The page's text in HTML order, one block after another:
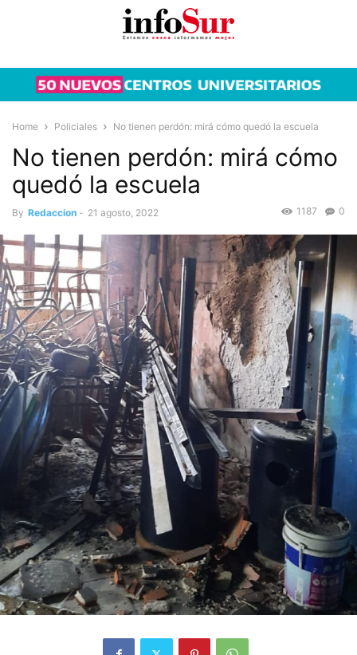
Home Policiales No tienen perdón: mirá cómo quedó la escuela
No tienen perdón: mirá cómo
quedó la escuela
By Redaccion - 21 agosto, 2022 0
1187